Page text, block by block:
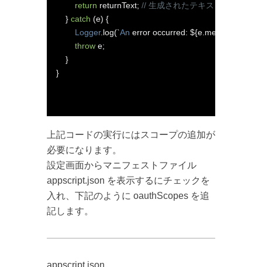
return returnText; // 生成されたテキストを 返す
} catch (e) {
Logger. log(`An error occurred: ${e message
throw e;
}
}
上記コードの実行にはスコープの追加が
必要になります。
設定画面からマニフェストファイル
appscript.json を表示するにチェックを
入れ、下記のように oauthScopes を追
記します。
appscript.json